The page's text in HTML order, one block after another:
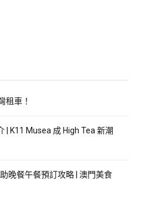
租車！
| K11 Musea 成 High Tea 新潮
晚餐午餐預訂攻略 | 澳門美食